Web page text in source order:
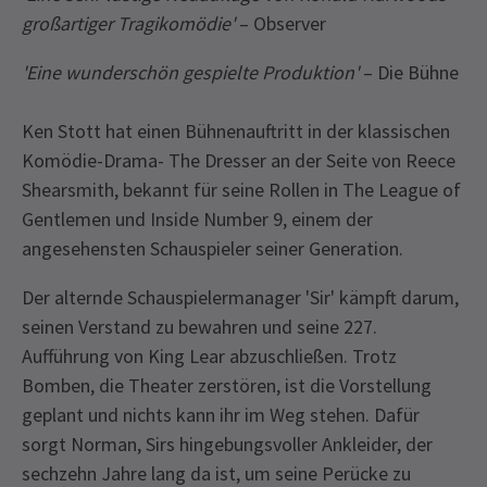
großartiger Tragikomödie'– Observer
'Eine wunderschön gespielte Produktion'– Die Bühne
Ken Stott hat einen Bühnenauftritt in der klassischen
Komödie-Drama- The Dresser an der Seite von Reece
Shearsmith, bekannt für seine Rollen in The League of
Gentlemen und Inside Number 9, einem der
angesehensten Schauspieler seiner Generation.
Der alternde Schauspielermanager 'Sir' kämpft darum,
seinen Verstand zu bewahren und seine 227.
Aufführung von King Lear abzuschließen. Trotz
Bomben, die Theater zerstören, ist die Vorstellung
geplant und nichts kann ihr im Weg stehen. Dafür
sorgt Norman, Sirs hingebungsvoller Ankleider, der
sechzehn Jahre lang da ist, um seine Perücke zu